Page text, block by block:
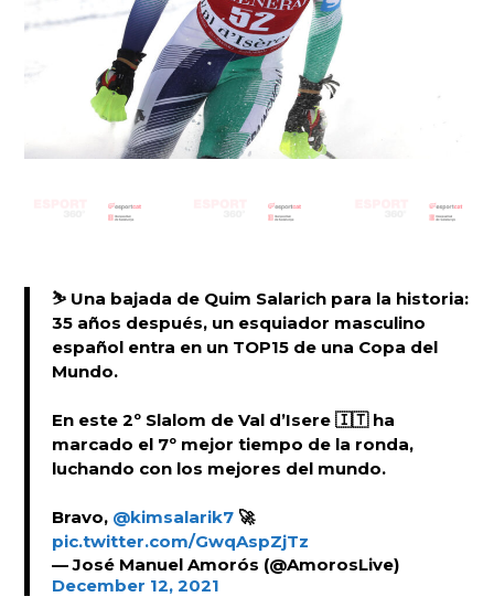
⛷ Una bajada de Quim Salarich para la historia:
35 años después, un esquiador masculino
español entra en un TOP15 de una Copa del
Mundo.
En este 2º Slalom de Val d’Isere 🇮🇹 ha
marcado el 7º mejor tiempo de la ronda,
luchando con los mejores del mundo.
Bravo, @kimsalarik7 🚀
pic.twitter.com/GwqAspZjTz
— José Manuel Amorós (@AmorosLive)
December 12, 2021